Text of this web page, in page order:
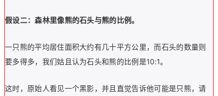
假设二：森林里像熊的石头与熊的比例。
一只熊的平均居住面积大约有几十平方公里，而石头的数量则
要多得多，我们姑且认为石头和熊的比例是10:1。
这时，原始人看见一个黑影，并且直觉告诉他可能是只熊，请